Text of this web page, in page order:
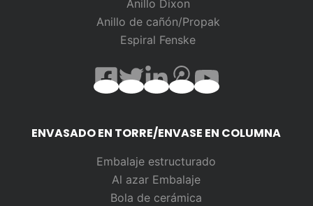
Anillo Dixon
Anillo de cañón/Propak
Espiral Fenske
ENVASADO EN TORRE/ENVASE EN COLUMNA
Embalaje estructurado
Al azar Embalaje
Bola de cerámica